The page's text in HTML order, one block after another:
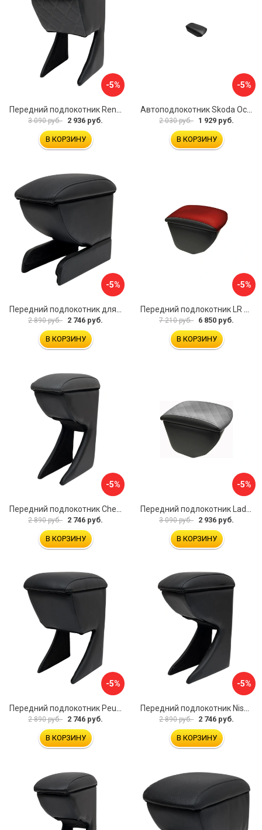
-5%
3 090 руб. 2 936 руб.
В КОРЗИНУ
-5%
2 030 руб. 1 929 руб.
В КОРЗИНУ
-5%
2 890 руб. 2 746 руб.
В КОРЗИНУ
-5%
7 210 руб. 6 850 руб.
В КОРЗИНУ
-5%
2 890 руб. 2 746 руб.
В КОРЗИНУ
-5%
3 090 руб. 2 936 руб.
В КОРЗИНУ
-5%
Передний подлокотник Peugeot 107 2006-2011 AVTOLIDER1 PP-Peugeot-107-01
2 890 руб. 2 746 руб.
В КОРЗИНУ
-5%
Передний подлокотник Nissan Almera 2013- AVTOLIDER1 PP-Nissan-Almera-13-01
2 890 руб. 2 746 руб.
В КОРЗИНУ